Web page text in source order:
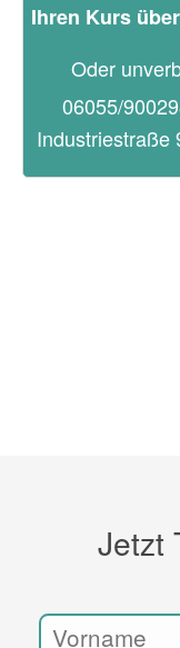
Ihren Kurs
Oder
06055/
Industriestraße
Jetzt